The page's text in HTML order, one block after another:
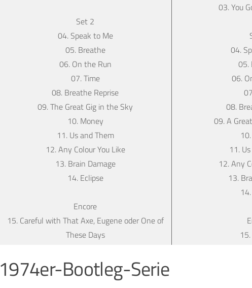
Set 2
04. Speak to Me
05. Breathe
06. On the Run
07. Time
08. Breathe Reprise
09. The Great Gig in the Sky
10. Money
11. Us and Them
12. Any Colour You Like
13. Brain Damage
14. Eclipse
Encore
15. Careful with That Axe, Eugene oder One of
These Days
03. You
04.
05.
06.
08.
09. A
11.
12. Any
13.
1974er-Bootleg-Serie